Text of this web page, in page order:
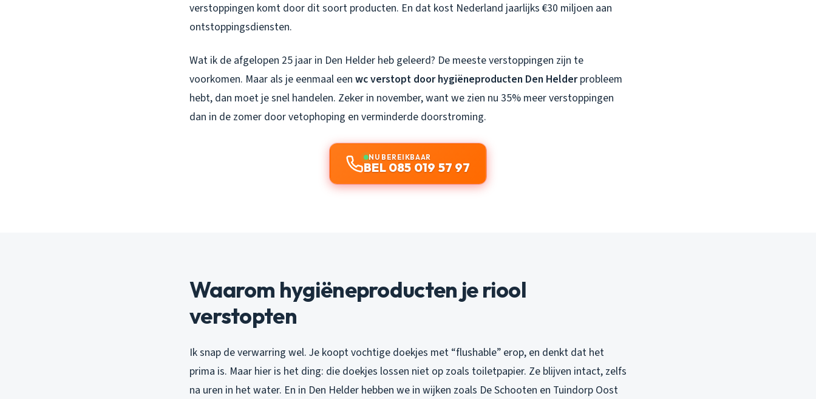
verstoppingen komt door dit soort producten. En dat kost Nederland jaarlijks €30 miljoen aan
ontstoppingsdiensten.
Wat ik de afgelopen 25 jaar in Den Helder heb geleerd? De meeste verstoppingen zijn te
voorkomen. Maar als je eenmaal een wc verstopt door hygiëneproducten Den Helderprobleem
hebt, dan moet je snel handelen. Zeker in november, want we zien nu 35% meer verstoppingen
dan in de zomer door vetophoping en verminderde doorstroming.
NU BEREIKBAAR
BEL 085 019 57 97
Waarom hygiëneproducten je riool
verstopten
Ik snap de verwarring wel. Je koopt vochtige doekjes met “flushable” erop, en denkt dat het
prima is. Maar hier is het ding: die doekjes lossen niet op zoals toiletpapier. Ze blijven intact, zelfs
na uren in het water. En in Den Helder hebben we in wijken zoals De Schooten en Tuindorp Oost